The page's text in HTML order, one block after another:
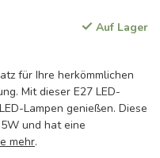
Auf Lager
für Ihre herkömmlichen
Mit dieser E27 LED-
Lampen genießen. Diese
und hat eine
mehr.